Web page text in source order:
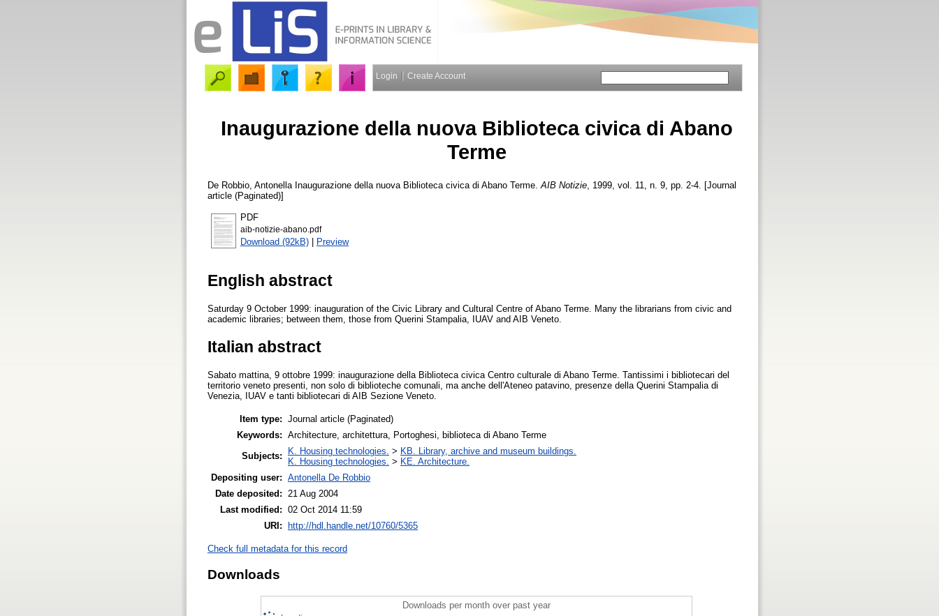
Login Create Account
Inaugurazione della nuova Biblioteca civica di Abano
Terme
De Robbio, Antonella Inaugurazione della nuova Biblioteca civica di Abano Terme. AIB Notizie , 1999, vol. 11, n. 9, pp. 2-4. [Journal
article (Paginated)]
PDF
aib-notizie-abano.pdf
Download (92kB) | Preview
English abstract
Saturday 9 October 1999: inauguration of the Civic Library and Cultural Centre of Abano Terme. Many the librarians from civic and
academic libraries; between them, those from Querini Stampalia, IUAV and AIB Veneto.
Italian abstract
Sabato mattina, 9 ottobre 1999: inaugurazione della Biblioteca civica Centro culturale di Abano Terme. Tantissimi i bibliotecari del
territorio veneto presenti, non solo di biblioteche comunali, ma anche dell'Ateneo patavino, presenze della Querini Stampalia di
Venezia, IUAV e tanti bibliotecari di AIB Sezione Veneto.
Item type: Journal article (Paginated)
Keywords: Architecture, architettura, Portoghesi, biblioteca di Abano Terme
Subjects:
K. Housing technologies. > KB. Library, archive and museum buildings.
K. Housing technologies. > KE. Architecture.
Depositing user: Antonella De Robbio
Date deposited:
21 Aug 2004
Last modified: 02 Oct 2014 11:59
URI:
http://hdl.handle.net/10760/5365
Check full metadata for this record
Downloads
Downloads per month over past year